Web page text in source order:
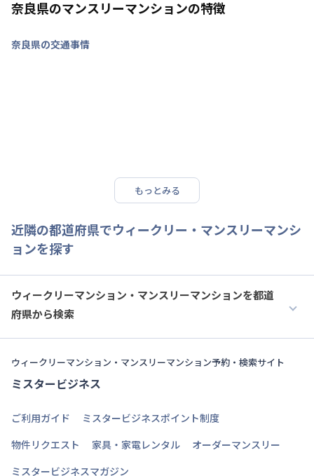
奈良県のマンスリーマンションの特徴
奈良県の交通事情
もっとみる
近隣の都道府県でウィークリー・マンスリーマンシ
ョンを探す
ウィークリーマンション・マンスリーマンションを都道
府県から検索
ウィークリーマンション・マンスリーマンション予約・検索サイト
ミスタービジネス
ご利用ガイド
ミスタービジネスポイント制度
物件リクエスト
家具・家電レンタル
オーダーマンスリー
ミスタービジネスマガジン